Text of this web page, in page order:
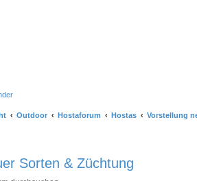
Outdoor Hostaforum Hostas Vorstellung
Sorten & Züchtung